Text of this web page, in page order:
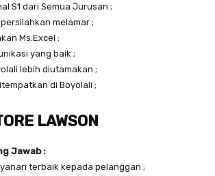
S1 dari Semua Jurusan ;
melamar ;
Ms.Excel ;
yang baik ;
lebih diutamakan ;
di Boyolali ;
LAWSON
Jawab :
terbaik kepada pelanggan ;